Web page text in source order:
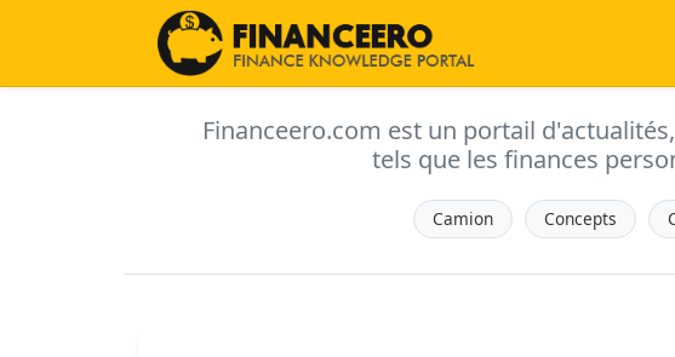
Financeero.com est un portail
tels que les finances
Camion Concepts